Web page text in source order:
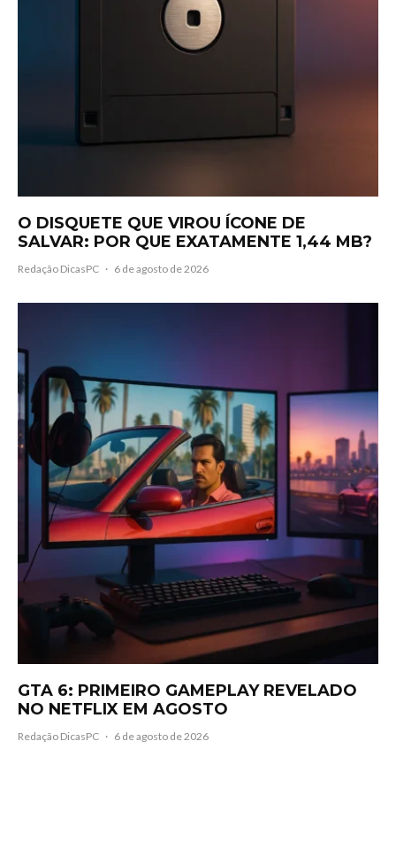
O DISQUETE QUE VIROU ÍCONE DE
SALVAR: POR QUE EXATAMENTE 1,44 MB?
Redação DicasPC · 6 de agosto de 2026
GTA 6: PRIMEIRO GAMEPLAY REVELADO
NO NETFLIX EM AGOSTO
Redação DicasPC · 6 de agosto de 2026